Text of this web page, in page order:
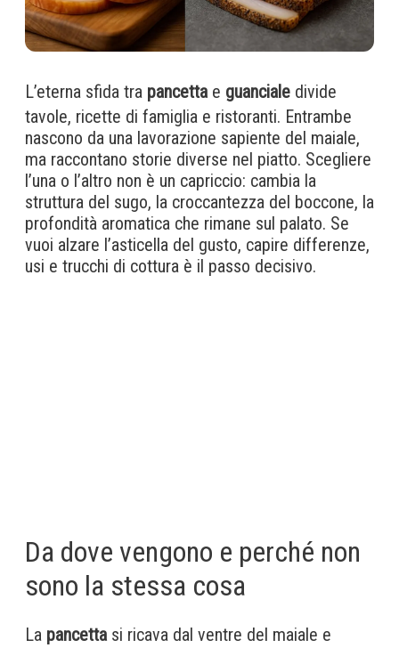
L’eterna sfida tra pancetta e guanciale divide
tavole, ricette di famiglia e ristoranti. Entrambe
nascono da una lavorazione sapiente del maiale,
ma raccontano storie diverse nel piatto. Scegliere
l’una o l’altro non è un capriccio: cambia la
struttura del sugo, la croccantezza del boccone, la
profondità aromatica che rimane sul palato. Se
vuoi alzare l’asticella del gusto, capire differenze,
usi e trucchi di cottura è il passo decisivo.
Da dove vengono e perché non
sono la stessa cosa
La pancetta si ricava dal ventre del maiale e